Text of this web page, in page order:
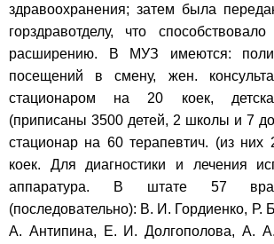
здравоохранения; затем была
горздравотделу, что
расширению. В МУЗ имеются:
посещений в смену, жен.
стационаром на 20 коек,
(приписаны 3500 детей, 2 школы и 7
стационар на 60 терапевтич. (из них
коек. Для диагностики и лечения
аппаратура. В штате 57
(последовательно): В. И. Гордиенко, Р.
А. Антипина, Е. И. Долгополова, А.